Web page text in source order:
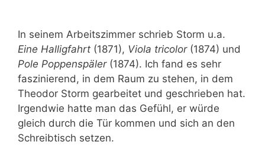
In seinem Arbeitszimmer schrieb Storm u.a.
Eine Halligfahrt (1871), Viola tricolor(1874) und
Pole Poppenspäler(1874). Ich fand es sehr
faszinierend, in dem Raum zu stehen, in dem
Theodor Storm gearbeitet und geschrieben hat.
Irgendwie hatte man das Gefühl, er würde
gleich durch die Tür kommen und sich an den
Schreibtisch setzen.